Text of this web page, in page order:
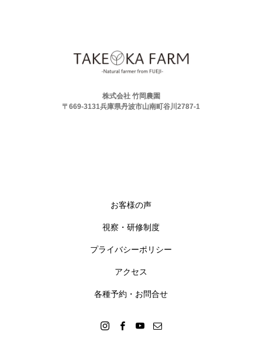
株式会社 竹岡農園
〒669-3131兵庫県丹波市山南町谷川2787-1
お客様の声
視察・研修制度
プライバシーポリシー
アクセス
各種予約・お問合せ